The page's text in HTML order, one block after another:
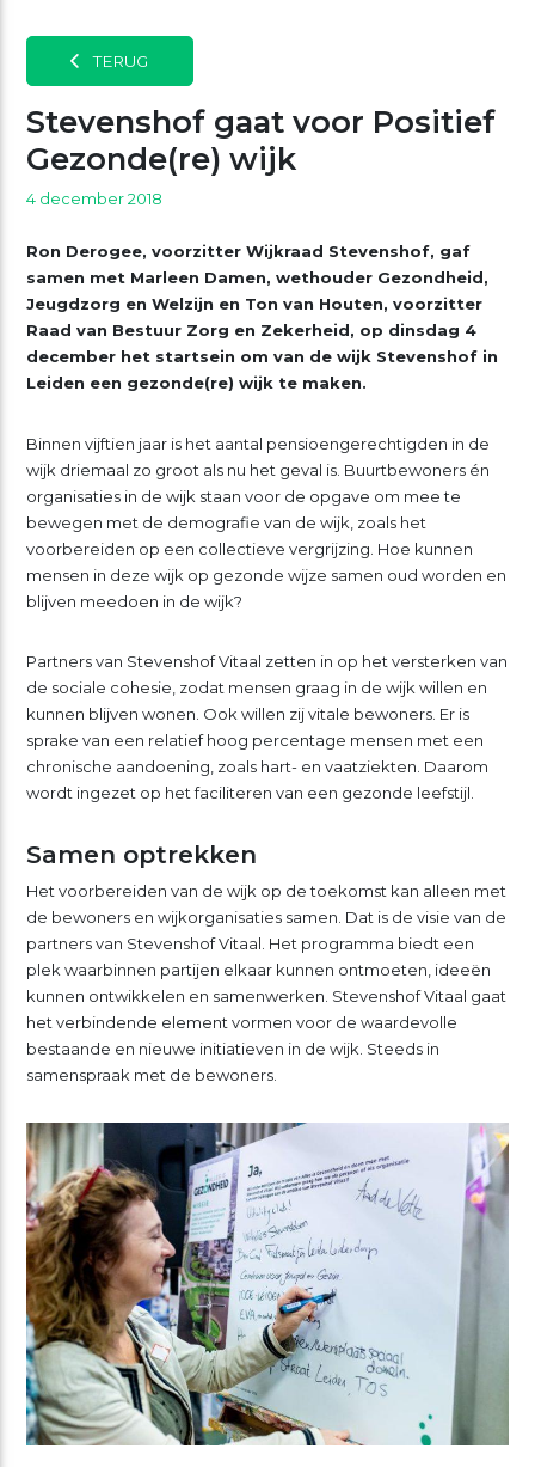
TERUG
Stevenshof gaat voor Positief
Gezonde(re) wijk
4 december 2018
Ron Derogee, voorzitter Wijkraad Stevenshof, gaf
samen met Marleen Damen, wethouder Gezondheid,
Jeugdzorg en Welzijn en Ton van Houten, voorzitter
Raad van Bestuur Zorg en Zekerheid, op dinsdag 4
december het startsein om van de wijk Stevenshof in
Leiden een gezonde(re) wijk te maken.
Binnen vijftien jaar is het aantal pensioengerechtigden in de
wijk driemaal zo groot als nu het geval is. Buurtbewoners én
organisaties in de wijk staan voor de opgave om mee te
bewegen met de demografie van de wijk, zoals het
voorbereiden op een collectieve vergrijzing. Hoe kunnen
mensen in deze wijk op gezonde wijze samen oud worden en
blijven meedoen in de wijk?
Partners van Stevenshof Vitaal zetten in op het versterken van
de sociale cohesie, zodat mensen graag in de wijk willen en
kunnen blijven wonen. Ook willen zij vitale bewoners. Er is
sprake van een relatief hoog percentage mensen met een
chronische aandoening, zoals hart- en vaatziekten. Daarom
wordt ingezet op het faciliteren van een gezonde leefstijl.
Samen optrekken
Het voorbereiden van de wijk op de toekomst kan alleen met
de bewoners en wijkorganisaties samen. Dat is de visie van de
partners van Stevenshof Vitaal. Het programma biedt een
plek waarbinnen partijen elkaar kunnen ontmoeten, ideeën
kunnen ontwikkelen en samenwerken. Stevenshof Vitaal gaat
het verbindende element vormen voor de waardevolle
bestaande en nieuwe initiatieven in de wijk. Steeds in
samenspraak met de bewoners.